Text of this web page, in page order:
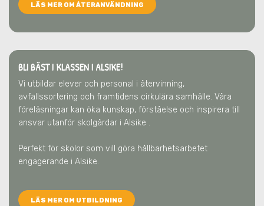
LÄS MER OM ÅTERANVÄNDNING
BLI BÄST I KLASSEN I ALSIKE!
Vi utbildar elever och personal i återvinning,
avfallssortering och framtidens cirkulära samhälle. Våra
föreläsningar kan öka kunskap, förståelse och inspirera till
ansvar utanför skolgårdar i Alsike .
Perfekt för skolor som vill göra hållbarhetsarbetet
engagerande i Alsike.
LÄS MER OM UTBILDNING